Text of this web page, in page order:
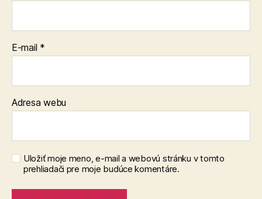
E-mail *
Adresa webu
Uložiť moje meno, e-mail a webovú stránku v tomto
prehliadači pre moje budúce komentáre.